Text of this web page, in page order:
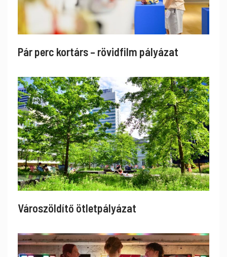
Pár perc kortárs – rövidfilm pályázat
Városzöldítő ötletpályázat